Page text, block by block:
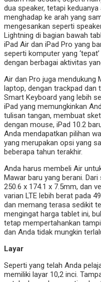
dua speaker, tetapi
menghadap ke arah yang
mengesankan seperti
Lightning di bagian bawah
iPad Air dan iPad Pro yang
seperti komputer yang
dengan berbagai aktivitas
Air dan Pro juga mendukung
laptop, dengan trackpad dan
Smart Keyboard yang lebih
iPad yang memungkinkan
tulisan tangan, membuat
dengan mouse, iPad 10.2
Anda mendapatkan pilihan
yang merupakan opsi yang
beberapa tahun terakhir.
Anda harus membeli Air
Mawar baru yang berani.
250.6 x 174.1 x 7.5mm, dan
varian LTE lebih berat pada
dan memang terasa sedikit
mengingat harga tablet ini,
tetap mempertahankan
dan Anda tidak mungkin
Layar
Seperti yang telah Anda
memiliki layar 10,2 inci.